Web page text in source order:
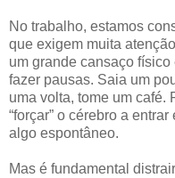
No trabalho, estamos
que exigem muita
um grande cansaço
fazer pausas. Saia um
uma volta, tome um café.
“forçar” o cérebro a
algo espontâneo.
Mas é fundamental